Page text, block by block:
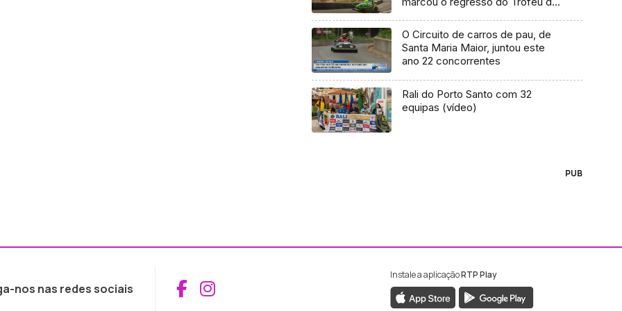
devido à Covid-19
O Circuito de carros de pau, de
Santa Maria Maior, juntou este
ano 22 concorrentes
Rali do Porto Santo com 32
equipas (vídeo)
PUB
nos nas redes sociais Aceder ao Facebook da RTP Madeira
Aceder ao Instagram da RTP Madeira
Instale a aplicaçãoRTP Play